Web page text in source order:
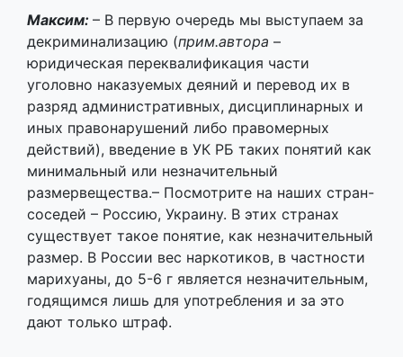
иных правонарушений либо правомерных
действий), введение в УК РБ таких понятий как
минимальный или незначительный
размервещества.– Посмотрите на наших стран-
соседей – Россию, Украину. В этих странах
существует такое понятие, как незначительный
размер. В России вес наркотиков, в частности
марихуаны, до 5-6 г является незначительным,
годящимся лишь для употребления и за это
дают только штраф.